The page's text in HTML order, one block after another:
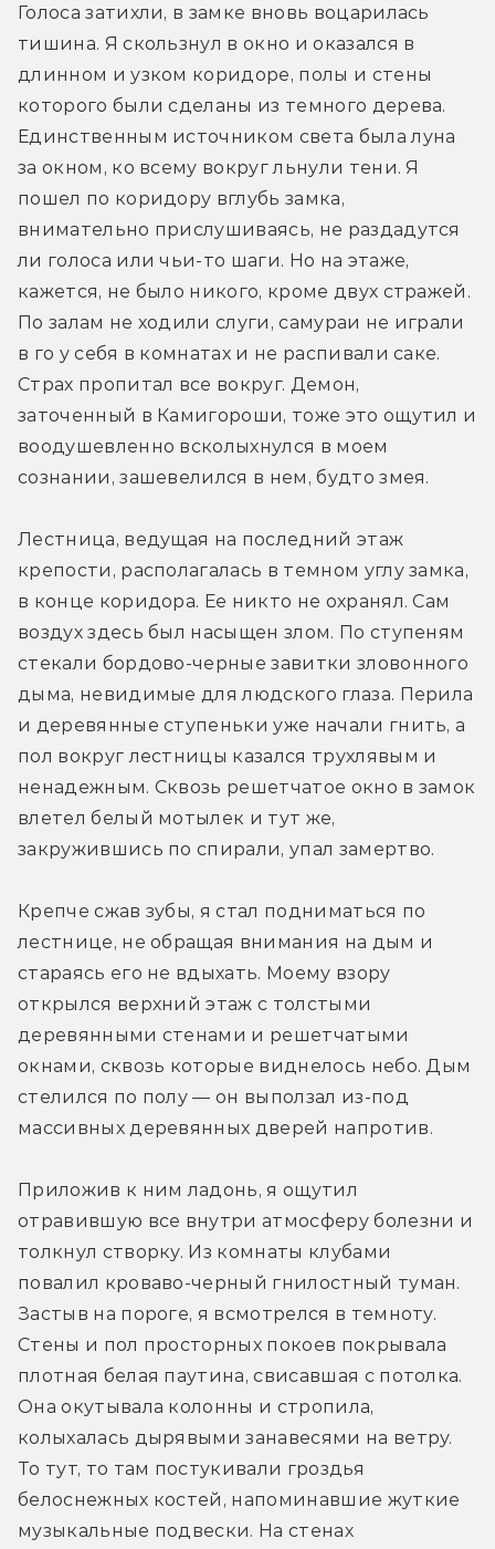
Голоса затихли, в замке вновь воцарилась
тишина. Я скользнул в окно и оказался в
длинном и узком коридоре, полы и стены
которого были сделаны из темного дерева.
Единственным источником света была луна
за окном, ко всему вокруг льнули тени. Я
пошел по коридору вглубь замка,
внимательно прислушиваясь, не раздадутся
ли голоса или чьи­-то шаги. Но на этаже,
кажется, не было никого, кроме двух стражей.
По залам не ходили слуги, самураи не играли
в го у себя в комнатах и не распивали саке.
Страх пропитал все вокруг. Демон,
заточенный в Камигороши, тоже это ощутил и
воодушевленно всколыхнулся в моем
сознании, зашевелился в нем, будто змея.
Лестница, ведущая на последний этаж
крепости, располагалась в темном углу замка,
в конце коридора. Ее никто не охранял. Сам
воздух здесь был насыщен злом. По ступеням
стекали бордово-­черные завитки зловонного
дыма, невидимые для людского глаза. Перила
и деревянные ступеньки уже начали гнить, а
пол вокруг лестницы казался трухлявым и
ненадежным. Сквозь решетчатое окно в замок
влетел белый мотылек и тут же,
закружившись по спирали, упал замертво.
Крепче сжав зубы, я стал подниматься по
лестнице, не обращая внимания на дым и
стараясь его не вдыхать. Моему взору
открылся верхний этаж с толстыми
деревянными стенами и решетчатыми
окнами, сквозь которые виднелось небо. Дым
стелился по полу — он выползал из-­под
массивных деревянных дверей напротив.
Приложив к ним ладонь, я ощутил
отравившую все внутри атмосферу болезни и
толкнул створку. Из комнаты клубами
повалил кроваво-­черный гнилостный туман.
Застыв на пороге, я всмотрелся в темноту.
Стены и пол просторных покоев покрывала
плотная белая паутина, свисавшая с потолка.
Она окутывала колонны и стропила,
колыхалась дырявыми занавесями на ветру.
То тут, то там постукивали гроздья
белоснежных костей, напоминавшие жуткие
музыкальные подвески. На стенах